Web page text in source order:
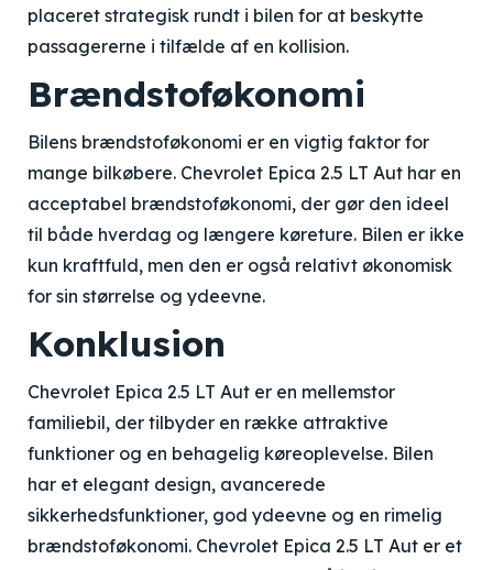
placeret strategisk rundt i bilen for at beskytte
passagererne i tilfælde af en kollision.
Brændstoføkonomi
Bilens brændstoføkonomi er en vigtig faktor for
mange bilkøbere. Chevrolet Epica 2.5 LT Aut har en
acceptabel brændstoføkonomi, der gør den ideel
til både hverdag og længere køreture. Bilen er ikke
kun kraftfuld, men den er også relativt økonomisk
for sin størrelse og ydeevne.
Konklusion
Chevrolet Epica 2.5 LT Aut er en mellemstor
familiebil, der tilbyder en række attraktive
funktioner og en behagelig køreoplevelse. Bilen
har et elegant design, avancerede
sikkerhedsfunktioner, god ydeevne og en rimelig
brændstoføkonomi. Chevrolet Epica 2.5 LT Aut er et